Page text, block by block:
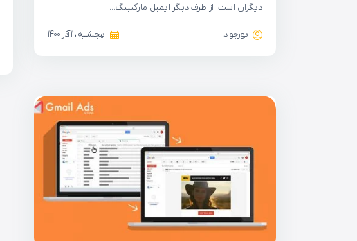
دیگران است. از طرف دیگر ایمیل مارکتینگ…
پورجواد پنجشنبه ، 11 آذر 1400